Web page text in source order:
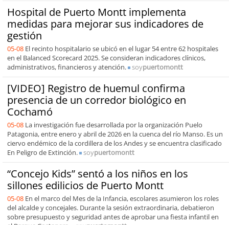
Hospital de Puerto Montt implementa
medidas para mejorar sus indicadores de
gestión
05-08 El recinto hospitalario se ubicó en el lugar 54 entre 62 hospitales
en el Balanced Scorecard 2025. Se consideran indicadores clínicos,
administrativos, financieros y atención.
soypuertomontt
[VIDEO] Registro de huemul confirma
presencia de un corredor biológico en
Cochamó
05-08 La investigación fue desarrollada por la organización Puelo
Patagonia, entre enero y abril de 2026 en la cuenca del río Manso. Es un
ciervo endémico de la cordillera de los Andes y se encuentra clasificado
En Peligro de Extinción.
soypuertomontt
“Concejo Kids” sentó a los niños en los
sillones edilicios de Puerto Montt
05-08 En el marco del Mes de la Infancia, escolares asumieron los roles
del alcalde y concejales. Durante la sesión extraordinaria, debatieron
sobre presupuesto y seguridad antes de aprobar una fiesta infantil en